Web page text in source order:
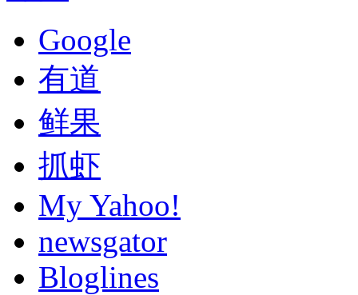
Google
有道
鲜果
抓虾
My Yahoo!
newsgator
Bloglines